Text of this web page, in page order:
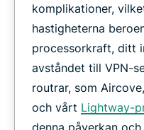
komplikationer,
hastigheterna
processorkraft, ditt
avståndet till VPN-
routrar, som
och vårt Lightway-